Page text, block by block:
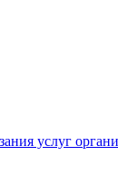
услуг